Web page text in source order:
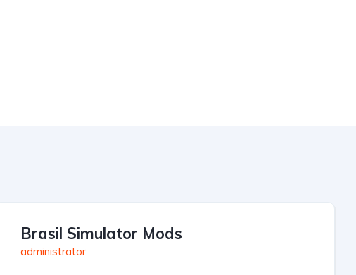
Brasil Simulator Mods
administrator